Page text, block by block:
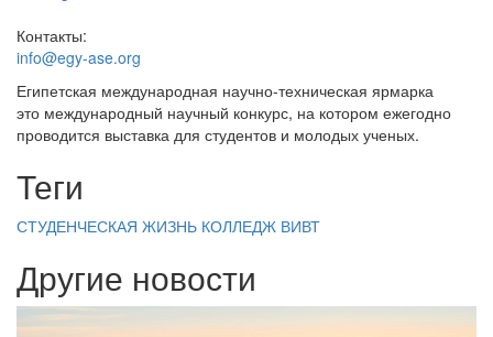
Контакты:
info@egy-ase.org
Египетская международная научно-техническая ярмарка
это международный научный конкурс, на котором ежегодно
проводится выставка для студентов и молодых ученых.
Теги
СТУДЕНЧЕСКАЯ ЖИЗНЬ КОЛЛЕДЖ ВИВТ
Другие новости